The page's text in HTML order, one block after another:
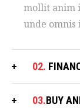
mollit anim
unde
02.
03.BUY